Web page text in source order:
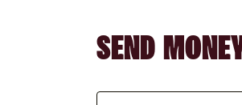
SEND